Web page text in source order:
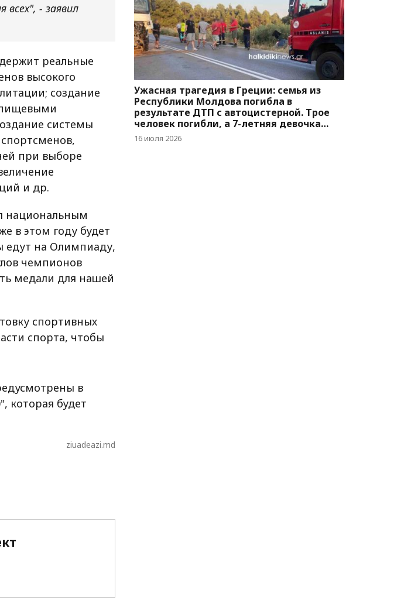
- заявил
реальные
высокого
создание
системы
при выборе
и др.
национальным
в этом году будет
едут на Олимпиаду,
чемпионов
медали для нашей
спортивных
спорта, чтобы
в
которая будет
ziuadeazi.md
Ужасная трагедия в Греции: семья из
Республики Молдова погибла в
результате ДТП с автоцистерной. Трое
человек погибли, а 7-летняя девочка
борется за жизнь
16 июля 2026